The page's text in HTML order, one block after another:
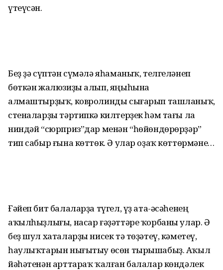
үтеүсән.
Беҙ ҙә сүптән сүмәлә яһаманыҡ, телгеләнеп
бөткән жалюзиҙы алып, яңыһына
алмаштырҙыҡ, ковролинды сығарып ташланыҡ,
стеналарҙы тәртипкә килтерҙек һәм тағы ла
ниндәй “сюрприз”дар менән “һөйөндөрөрҙәр”
тип сабыр ғына көттөк. Ә улар оҙаҡ көттөрмәне…
Ғәйеп бит балаларҙа түгел, үҙ ата-әсәһенең
аҡылһыҙлығы, насар ғәҙәттәре ҡорбаны улар. Ә
беҙ шул хаталарҙы нисек тә төҙәтеү, кәметеү,
һаулыҡтарын нығытыу өсөн тырышабыҙ. Аҡыл
йәһәтенән арттараҡ ҡалған балалар көндәлек